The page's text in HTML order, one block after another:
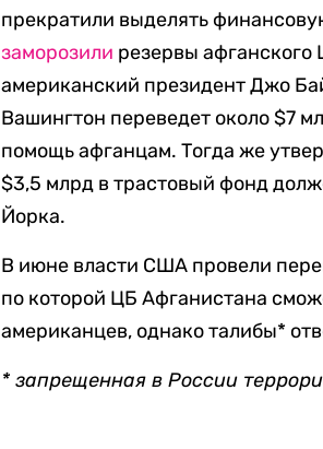
прекратили выделять
заморозили резервы
американский президент Джо
Вашингтон переведет около $7
помощь афганцам. Тогда же
$3,5 млрд в трастовый фонд
Йорка.
В июне власти США провели
по которой ЦБ Афганистана
американцев, однако талибы*
* запрещенная в России